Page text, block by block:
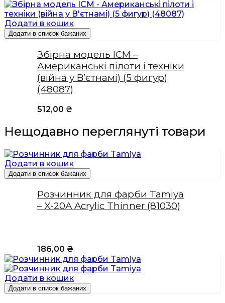
Додати в кошик
Додати в список бажаних
Збірна модель ICM –
Американські пілоти і техніки
(війна у В’єтнамі) (5 фигур)
(48087)
512,00 ₴
Нещодавно переглянуті товари
Додати в кошик
Додати в список бажаних
Розчинник для фарби Tamiya
– X-20A Acrylic Thinner (81030)
186,00 ₴
Додати в кошик
Додати в список бажаних